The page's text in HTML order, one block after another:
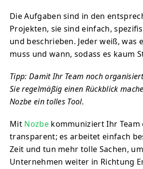
Die Aufgaben sind in den
Projekten, sie sind einfach,
und beschrieben. Jeder weiß, was
muss und wann, sodass es kaum
Tipp: Damit Ihr Team noch
Sie regelmäßig einen Rückblick
Nozbe ein tolles Tool.
Mit Nozbekommuniziert Ihr Team
transparent; es arbeitet einfach
Zeit und tun mehr tolle Sachen,
Unternehmen weiter in Richtung